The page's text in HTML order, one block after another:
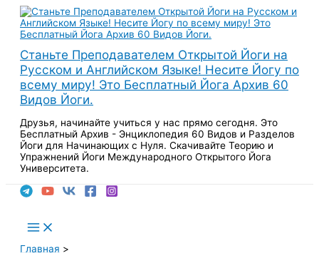
Перейти
содержимому
Станьте Преподавателем Открытой Йоги на
Русском и Английском Языке! Несите Йогу по
всему миру! Это Бесплатный Йога Архив 60
Видов Йоги.
Друзья, начинайте учиться у нас прямо сегодня. Это
Бесплатный Архив - Энциклопедия 60 Видов и Разделов
Йоги для Начинающих с Нуля. Скачивайте Теорию и
Упражнений Йоги Международного Открытого Йога
Университета.
Main
Menu
Главная